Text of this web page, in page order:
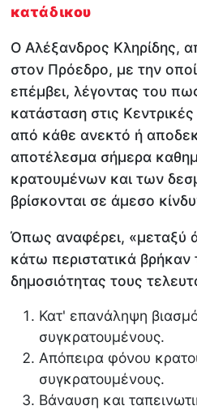
κατάδικου
Ο Αλέξανδρος Κληρίδης,
στον Πρόεδρο, με την
επέμβει, λέγοντας του
κατάσταση στις
από κάθε ανεκτό ή
αποτέλεσμα σήμερα
κρατουμένων και των
βρίσκονται σε άμεσο
Όπως αναφέρει, «μεταξύ
κάτω περιστατικά
δημοσιότητας τους
Κατ' επανάληψη
συγκρατουμένους.
Απόπειρα φόνου
συγκρατουμένους.
Βάναυση και